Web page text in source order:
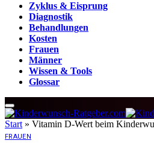
Zyklus & Eisprung
Diagnostik
Behandlungen
Kosten
Frauen
Männer
Wissen & Tools
Glossar
Start » Vitamin D-Wert beim
FRAUEN